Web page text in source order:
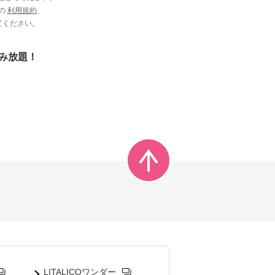
利用規約、
ださい。
放題！
LITALICOワンダー